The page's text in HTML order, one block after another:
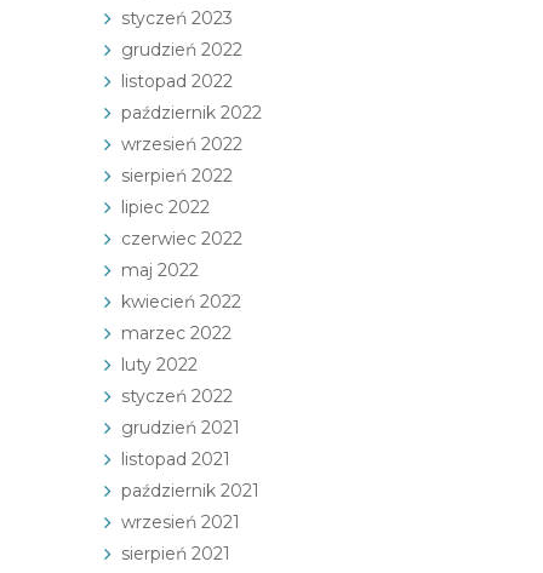
styczeń 2023
grudzień 2022
listopad 2022
październik 2022
wrzesień 2022
sierpień 2022
lipiec 2022
czerwiec 2022
maj 2022
kwiecień 2022
marzec 2022
luty 2022
styczeń 2022
grudzień 2021
listopad 2021
październik 2021
wrzesień 2021
sierpień 2021